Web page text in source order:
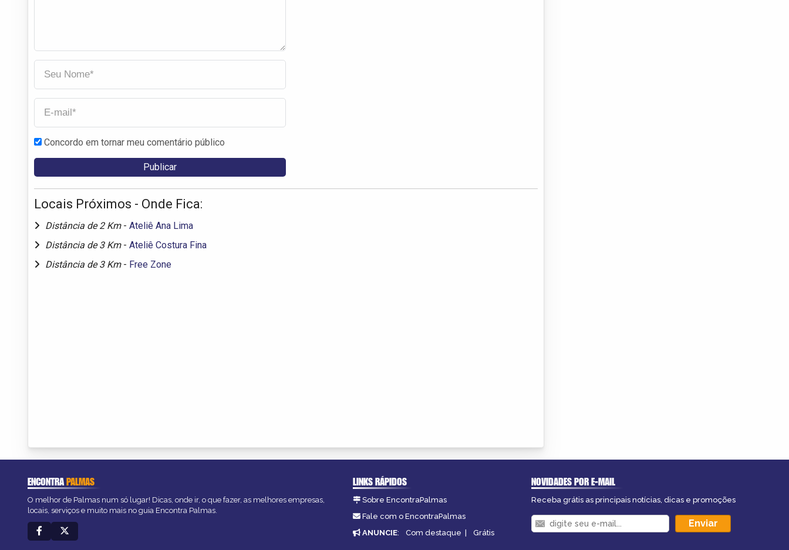
Concordo em tornar meu comentário público
Locais Próximos - Onde Fica:
Distância de 2 Km - Ateliê Ana Lima
Distância de 3 Km - Ateliê Costura Fina
Distância de 3 Km - Free Zone
ENCONTRAPALMAS
O melhor de Palmas num só lugar! Dicas, onde ir, o que fazer, as melhores empresas,
locais, serviços e muito mais no guia Encontra Palmas.
LINKS RÁPIDOS
Sobre EncontraPalmas
Fale com o EncontraPalmas
ANUNCIE: Com destaque | Grátis
NOVIDADES POR E-MAIL
Receba grátis as principais notícias, dicas e promoções